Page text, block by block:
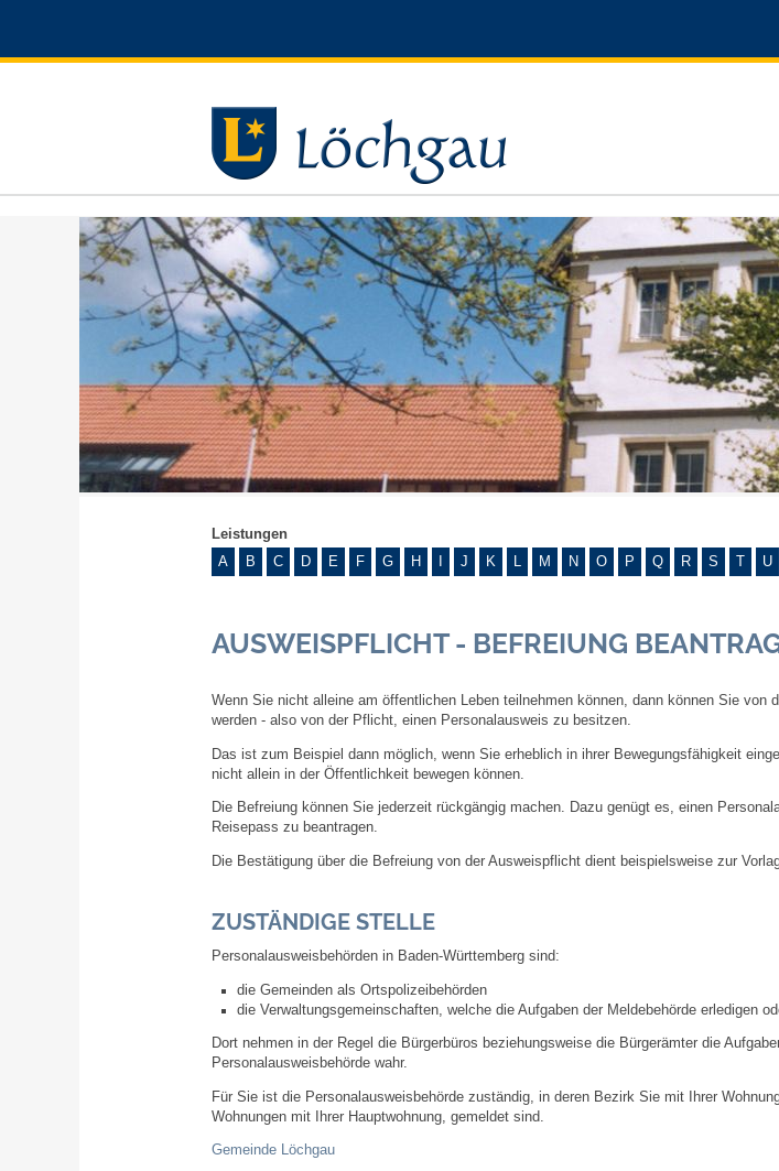
Löchgau
Grußwort Bürgermeister
Kurzportrait
Löchgau früher
Zahlen & Fakten
Steuern
Haushalt 2026
Trinkwasser -
Redaktionsstatut für das
Service
Notdienste
Ortsplan
Bildergalerie
Leistungen
A
B C D E F G H J K L M N O P Q R S U
AUSWEISPFLICHT - BEFREIUNG
Wenn Sie nicht alleine am öffentlichen Leben teilnehmen können, dann können Sie von
werden - also von der Pflicht, einen Personalausweis zu besitzen.
Das ist zum Beispiel dann möglich, wenn Sie erheblich in ihrer Bewegungsfähigkeit
nicht allein in der Öffentlichkeit bewegen können.
Die Befreiung können Sie jederzeit rückgängig machen. Dazu genügt es, einen
Reisepass zu beantragen.
Die Bestätigung über die Befreiung von der Ausweispflicht dient beispielsweise zur
ZUSTÄNDIGE STELLE
Personalausweisbehörden in Baden-Württemberg sind:
die Gemeinden als Ortspolizeibehörden
die Verwaltungsgemeinschaften, welche die Aufgaben der Meldebehörde erledigen
Dort nehmen in der Regel die Bürgerbüros beziehungsweise die Bürgerämter die
Personalausweisbehörde wahr.
Für Sie ist die Personalausweisbehörde zuständig, in deren Bezirk Sie mit Ihrer
Wohnungen mit Ihrer Hauptwohnung, gemeldet sind.
Gemeinde Löchgau